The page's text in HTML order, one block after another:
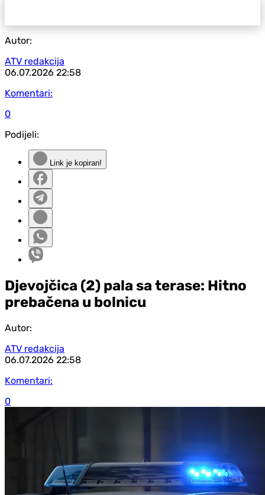
Autor:
ATV redakcija
06.07.2026 22:58
Komentari:
0
Podijeli:
Link je kopiran!
Djevojčica (2) pala sa terase: Hitno
prebačena u bolnicu
Autor:
ATV redakcija
06.07.2026 22:58
Komentari:
0